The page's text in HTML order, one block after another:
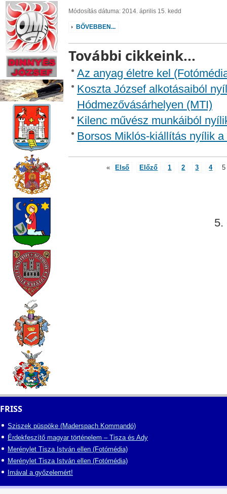
Módosítás dátuma: 2014. április 15. kedd
BŐVEBBEN...
További cikkeink...
Az anyag életre kel
Koszta József alkotásaiból
Hódmezővásárhelyen (MTI)
Kilenc művész munkáiból
Borsos Miklós-kiállítás nyílik
« Első Előző 1 2 3 4 5
5.
FRISS
Sziszek püspöke (Maderspach Kommandó)
Érdekfeszítő magyar történelem – Tisza és Ady
Merénylet Tisza István ellen (Fotómédia)
Merénylet Tisza István ellen (Fotómédia)
Imával a győzelemért!